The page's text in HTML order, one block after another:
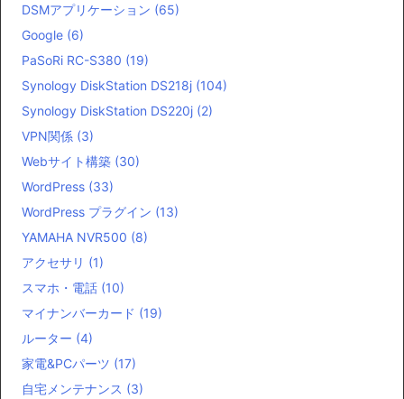
DSMアプリケーション (65)
Google (6)
PaSoRi RC-S380 (19)
Synology DiskStation DS218j (104)
Synology DiskStation DS220j (2)
VPN関係 (3)
Webサイト構築 (30)
WordPress (33)
WordPress プラグイン (13)
YAMAHA NVR500 (8)
アクセサリ (1)
スマホ・電話 (10)
マイナンバーカード (19)
ルーター (4)
家電&PCパーツ (17)
自宅メンテナンス (3)